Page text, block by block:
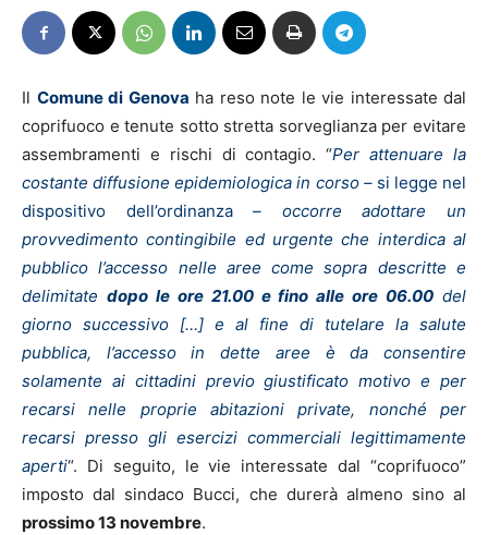
Il Comune di Genova ha reso note le vie interessate dal
coprifuoco e tenute sotto stretta sorveglianza per evitare
assembramenti e rischi di contagio. “Per attenuare la
costante diffusione epidemiologica in corso –si legge nel
dispositivo dell’ordinanza – occorre adottare un
provvedimento contingibile ed urgente che interdica al
pubblico l’accesso nelle aree come sopra descritte e
delimitate dopo le ore 21.00 e fino alle ore 06.00 del
giorno successivo […] e al fine di tutelare la salute
pubblica, l’accesso in dette aree è da consentire
solamente ai cittadini previo giustificato motivo e per
recarsi nelle proprie abitazioni private, nonché per
recarsi presso gli esercizi commerciali legittimamente
aperti“. Di seguito, le vie interessate dal “coprifuoco”
imposto dal sindaco Bucci, che durerà almeno sino al
prossimo 13 novembre.